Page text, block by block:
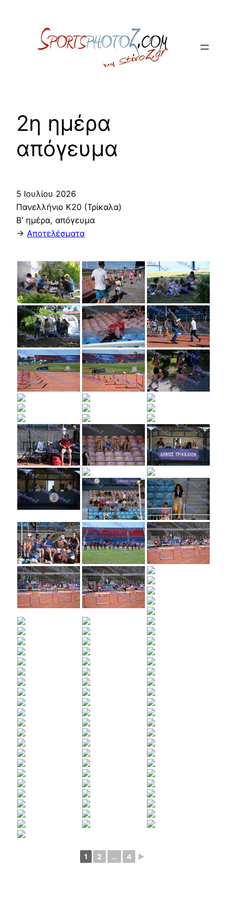
2η ημέρα
απόγευμα
5 Ιουλίου 2026
Πανελλήνιο Κ20 (Τρίκαλα)
Β’ ημέρα, απόγευμα
-> Αποτελέσματα
1 2 … 4 ►